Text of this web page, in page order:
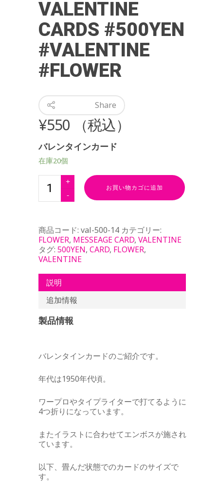
VALENTINE
CARDS #500YEN
#VALENTINE
#FLOWER
Share
¥550 （税込）
バレンタインカード
在庫20個
お買い物カゴに追加
商品コード: val-500-14 カテゴリー:
FLOWER, MESSEAGE CARD, VALENTINE
タグ: 500YEN, CARD, FLOWER,
VALENTINE
説明
追加情報
製品情報
バレンタインカードのご紹介です。
年代は1950年代頃。
ワープロやタイプライターで打てるように
4つ折りになっています。
またイラストに合わせてエンボスが施され
ています。
以下、畳んだ状態でのカードのサイズで
す。